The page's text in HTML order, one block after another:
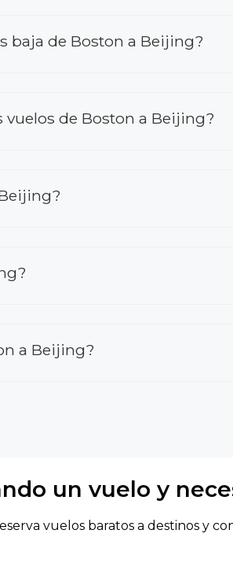
baja de Boston a Beijing?
de Boston a Beijing?
a Beijing?
un vuelo y
vuelos baratos a destinos y